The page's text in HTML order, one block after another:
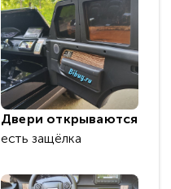
Двери открываются
есть защёлка